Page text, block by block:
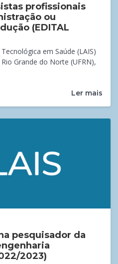
profissionais
ou
(EDITAL
em Saúde (LAIS)
Grande do Norte (UFRN),
Ler mais
pesquisador da
2023)